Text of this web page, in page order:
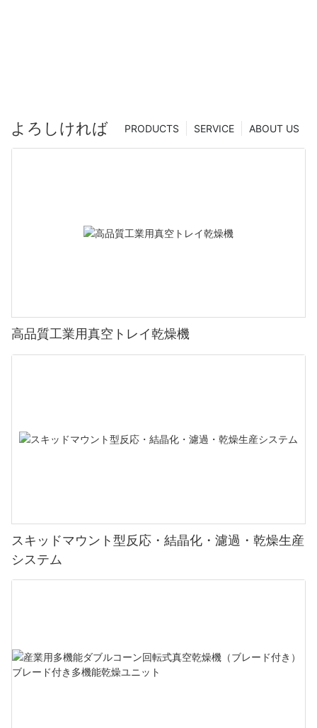
よろしければ ABOUT US
SERVICE
PRODUCTS
高品質工業用真空トレイ乾燥機
スキッドマウント型反応・結晶化・濾過・乾燥生産
システム